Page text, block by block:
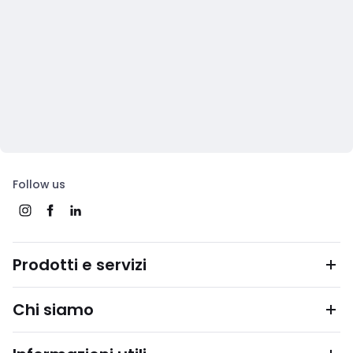
Follow us
Prodotti e servizi
Chi siamo